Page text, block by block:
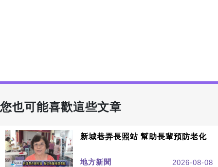
您也可能喜歡這些文章
新城巷弄長照站 幫助長輩預防老化
地方新聞 2026-08-08